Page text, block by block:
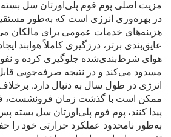
مزیت اصلی پوم فوم پلی‌اورتان سل
در بهره‌وری انرژی است که به‌طور
هزینه‌های خدمات عمومی برای مالکان
عایق‌بندی برتر، درزگیری کاملاً هوابند
هوای شرط‌بندی‌شده جلوگیری کرده و
مسدود می‌کند و در نتیجه صرفه‌جویی
انرژی در طول سال به دنبال دارد.
ممکن است با گذشت زمان فرونشست،
پیدا کنند، پوم فوم پلی‌اورتان سل
به‌طور نامحدود عملکرد حرارتی خود را